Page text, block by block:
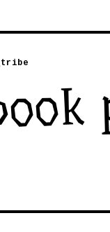
tribe